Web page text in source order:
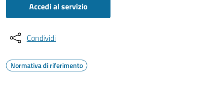
Accedi al servizio
Condividi
Normativa di riferimento